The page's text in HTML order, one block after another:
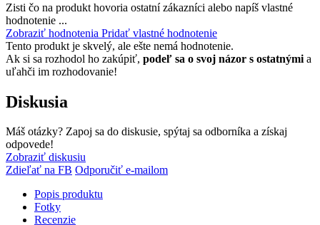
Zisti čo na produkt hovoria ostatní zákazníci alebo napíš vlastné
hodnotenie ...
Zobraziť hodnotenia Pridať vlastné hodnotenie
Tento produkt je skvelý, ale ešte nemá hodnotenie.
Ak si sa rozhodol ho zakúpiť, podeľ sa o svoj názor s ostatnými a
uľahči im rozhodovanie!
Diskusia
Máš otázky? Zapoj sa do diskusie, spýtaj sa odborníka a získaj
odpovede!
Zobraziť diskusiu
Zdieľať na FB Odporučiť e-mailom
Popis produktu
Fotky
Recenzie